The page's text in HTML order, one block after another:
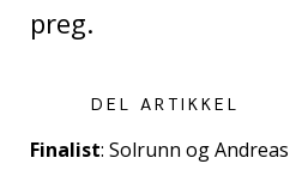
preg.
DEL ARTIKKEL
Finalist: Solrunn og